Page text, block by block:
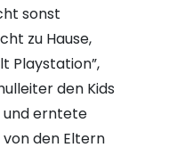
sonst
zu Hause,
Playstation”,
den Kids
und erntete
den Eltern